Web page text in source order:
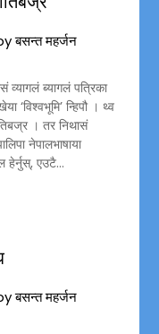
बसन्त महर्जन
व्यागलं ब्यागलं पत्रिका
‘विश्वभूमि’ न्हिपौ । थ्व
। तर निथासं
नेपालभाषाया
हेर्नुस्, एउटै…
बसन्त महर्जन